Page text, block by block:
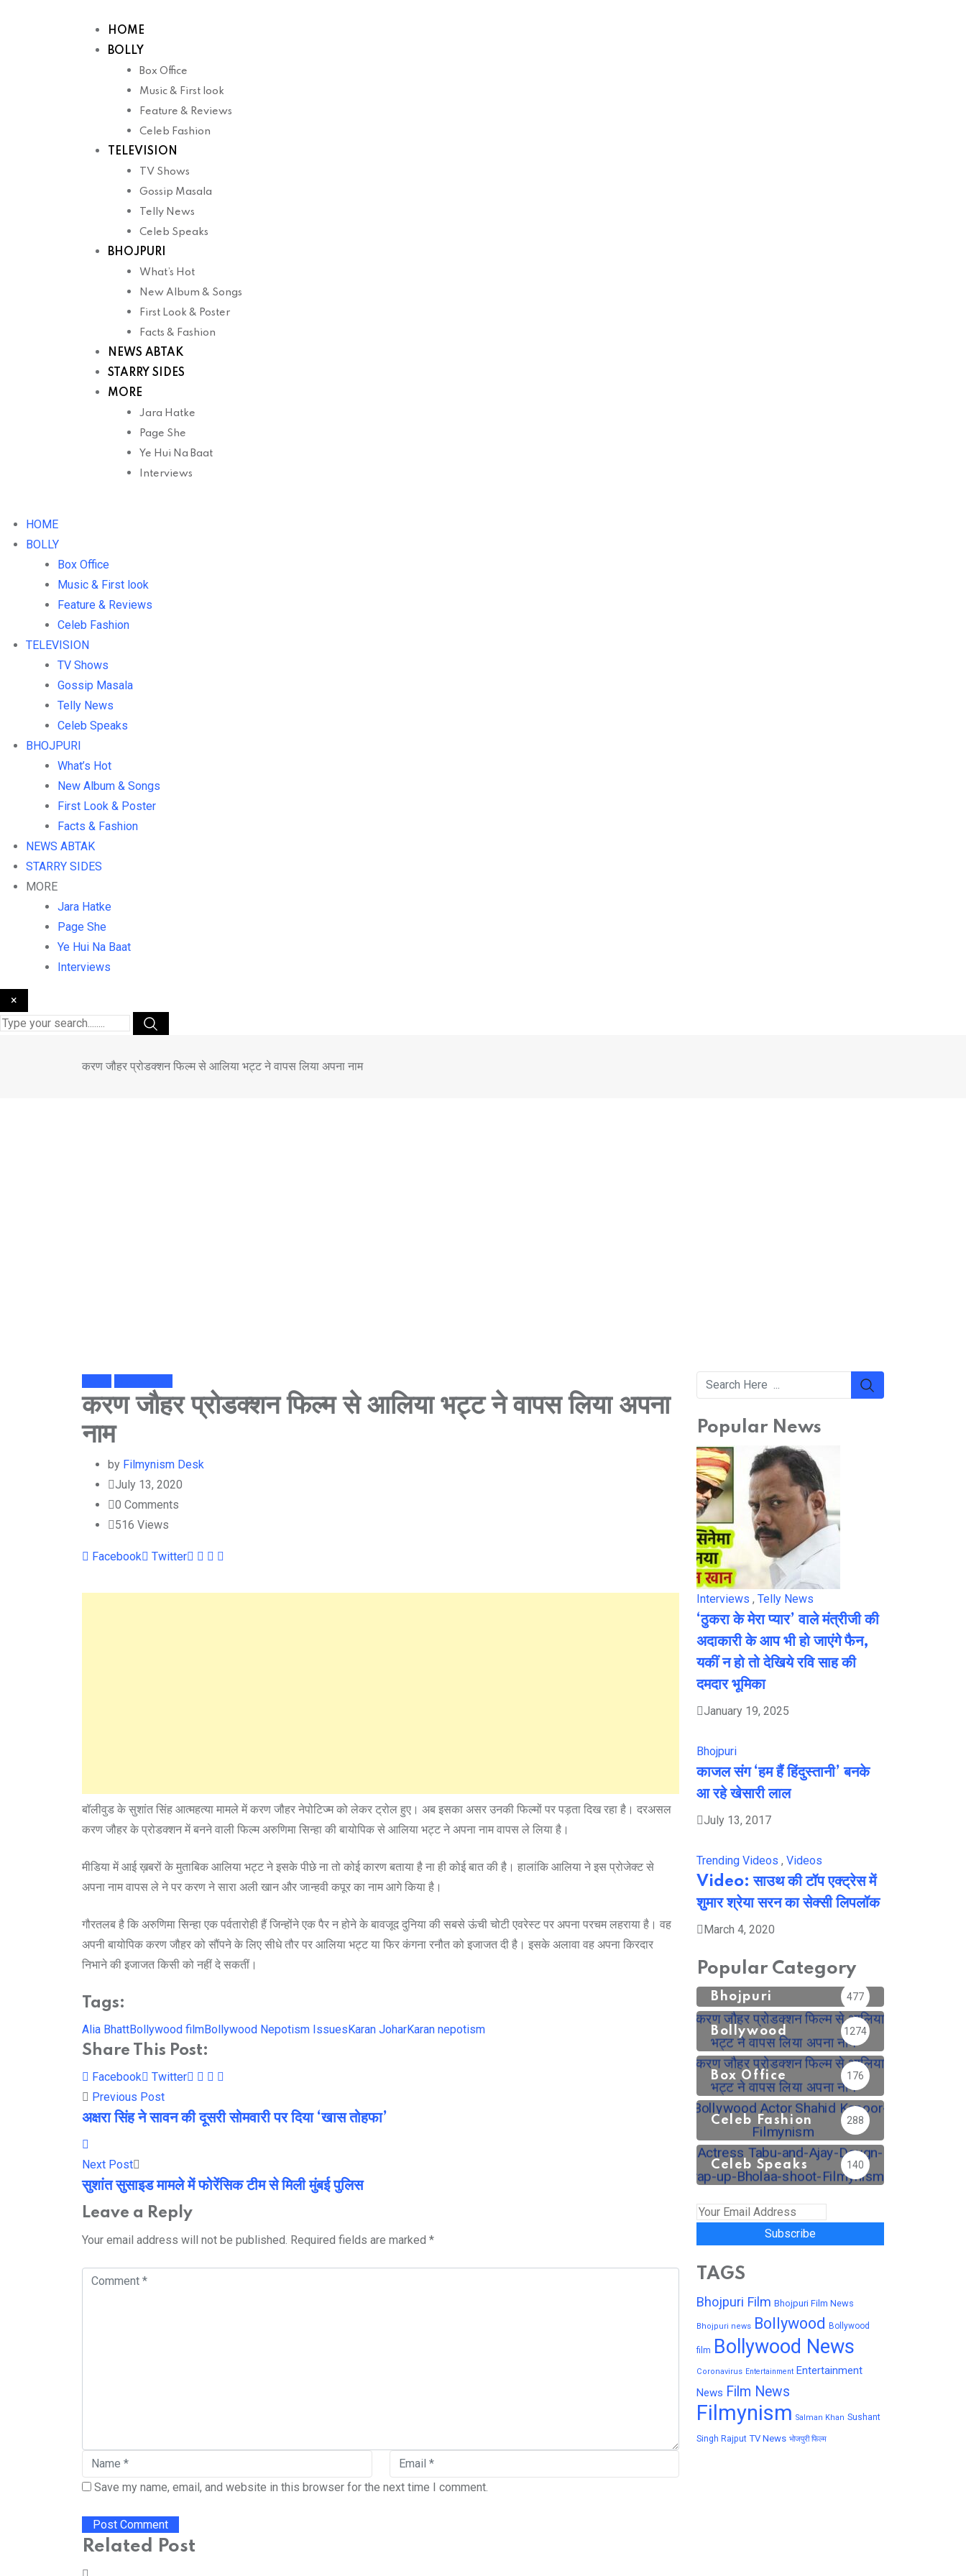
HOME
BOLLY
Box Office
Music & First look
Feature & Reviews
Celeb Fashion
TELEVISION
TV Shows
Gossip Masala
Telly News
Celeb Speaks
BHOJPURI
What’s Hot
New Album & Songs
First Look & Poster
Facts & Fashion
NEWS ABTAK
STARRY SIDES
MORE
Jara Hatke
Page She
Ye Hui Na Baat
Interviews
HOME
BOLLY
Box Office
Music & First look
Feature & Reviews
Celeb Fashion
TELEVISION
TV Shows
Gossip Masala
Telly News
Celeb Speaks
BHOJPURI
What’s Hot
New Album & Songs
First Look & Poster
Facts & Fashion
NEWS ABTAK
STARRY SIDES
MORE
Jara Hatke
Page She
Ye Hui Na Baat
Interviews
×
करण जौहर प्रोडक्‍शन फिल्म से आलिया भट्ट ने वापस लिया अपना नाम
करण जौहर प्रोडक्‍शन फिल्म से आलिया भट्ट ने वापस लिया अपना
नाम
by Filmynism Desk
July 13, 2020
0 Comments
516 Views
Facebook Twitter Youtube
LinkedIn
Whatsapp
बॉलीवुड के सुशांत सिंह आत्महत्या मामले में करण जौहर नेपोटिज्‍म को लेकर ट्रोल हुए। अब इसका असर उनकी फिल्‍मों पर पड़ता दिख रहा है। दरअसल
करण जौहर के प्रोडक्‍शन में बनने वाली फिल्‍म अरुणिमा सिन्हा की बायोपिक से आलिया भट्ट ने अपना नाम वापस ले लिया है।
मीडिया में आई ख़बरों के मुताबिक आलिया भट्ट ने इसके पीछे ना तो कोई कारण बताया है ना ही कोई बात की है। हालांकि आलिया ने इस प्रोजेक्ट से
अपना नाम वापस ले ने पर करण ने सारा अली खान और जान्हवी कपूर का नाम आगे किया है।
गौरतलब है कि अरुणिमा सिन्हा एक पर्वतारोही हैं जिन्होंने एक पैर न होने के बावजूद दुनिया की सबसे ऊंची चोटी एवरेस्ट पर अपना परचम लहराया है। वह
अपनी बायोपिक करण जौहर को सौंपने के लिए सीधे तौर पर आलिया भट्ट या फिर कंगना रनौत को इजाजत दी है। इसके अलावा वह अपना किरदार
निभाने की इजाजत किसी को नहीं दे सकतीं।
Tags:
Alia BhattBollywood filmBollywood Nepotism IssuesKaran JoharKaran nepotism
Share This Post:
Facebook Twitter Youtube
LinkedIn
Whatsapp
Previous Post
अक्षरा सिंह ने सावन की दूसरी सोमवारी पर दिया ‘खास तोहफा’
Next Post
सुशांत सुसाइड मामले में फोरेंसिक टीम से मिली मुंबई पुलिस
Leave a Reply
Your email address will not be published. Required fields are marked *
Save my name, email, and website in this browser for the next time I comment.
Related Post
Popular News
Interviews , Telly News
‘ठुकरा के मेरा प्यार’ वाले मंत्रीजी की
अदाकारी के आप भी हो जाएंगे फैन,
यकीं न हो तो देखिये रवि साह की
दमदार भूमिका
January 19, 2025
Bhojpuri
काजल संग ‘हम हैं हिंदुस्तानी’ बनके
आ रहे खेसारी लाल
July 13, 2017
Trending Videos , Videos
Video: साउथ की टॉप एक्ट्रेस में
शुमार श्रेया सरन का सेक्सी लिपलॉक
March 4, 2020
Popular Category
Bhojpuri 477
Bollywood 1274
Box Office 176
Celeb Fashion 288
Celeb Speaks 140
Subscribe
TAGS
Bhojpuri Film Bhojpuri Film News
Bhojpuri news Bollywood Bollywood
film Bollywood News
Coronavirus Entertainment Entertainment
News Film News
Filmynism Salman Khan Sushant
Singh Rajput TV News भोजपुरी फिल्म